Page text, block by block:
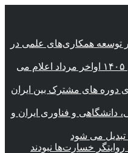
توسعه همکاری‌های علمی در
نتایج نهایی آزمون دکتری سال ۱۴۰۵ اواخر مرداد اعلام می
دوره های مشترک بین ایران
و فناوری ایران و
می شود
خسارت‌ها نبودند